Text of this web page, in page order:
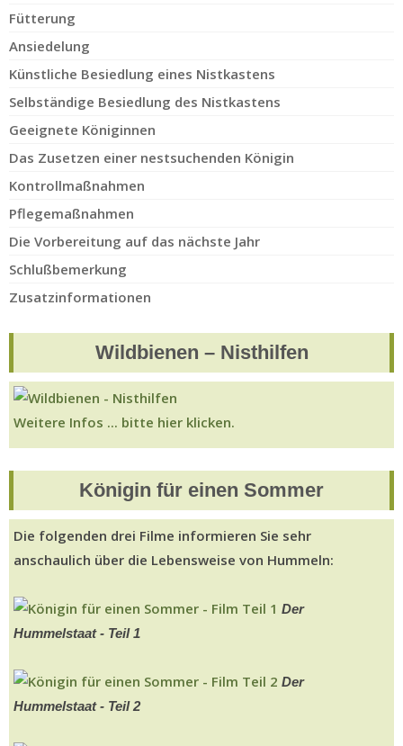
Fütterung
Ansiedelung
Künstliche Besiedlung eines Nistkastens
Selbständige Besiedlung des Nistkastens
Geeignete Königinnen
Das Zusetzen einer nestsuchenden Königin
Kontrollmaßnahmen
Pflegemaßnahmen
Die Vorbereitung auf das nächste Jahr
Schlußbemerkung
Zusatzinformationen
Wildbienen – Nisthilfen
Weitere Infos ... bitte hier klicken.
Königin für einen Sommer
Die folgenden drei Filme informieren Sie sehr
anschaulich über die Lebensweise von Hummeln:
Der
Hummelstaat - Teil 1
Der
Hummelstaat - Teil 2